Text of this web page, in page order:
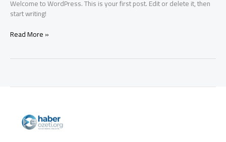
Yargılama
Welcome to WordPress. This is your first post. Edit or delete it, then
start writing!
Hello
Read More »